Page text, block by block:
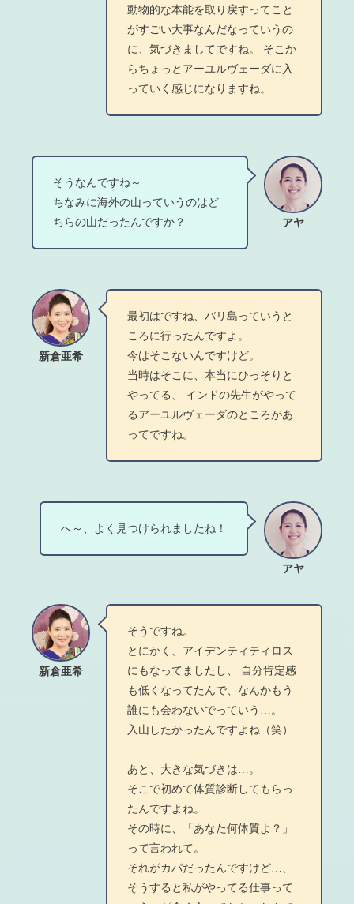
動物的な本能を取り戻すってこと
がすごい大事なんだなっていうの
に、気づきましてですね。 そこか
らちょっとアーユルヴェーダに入
っていく感じになりますね。
アヤ
そうなんですね～
ちなみに海外の山っていうのはど
ちらの山だったんですか？
新倉亜希
最初はですね、バリ島っていうと
ころに行ったんですよ。
今はそこないんですけど。
当時はそこに、本当にひっそりと
やってる、 インドの先生がやって
るアーユルヴェーダのところがあ
ってですね。
アヤ
へ～、よく見つけられましたね！
新倉亜希
そうですね。
とにかく、アイデンティティロス
にもなってましたし、 自分肯定感
も低くなってたんで、なんかもう
誰にも会わないでっていう…。
入山したかったんですよね（笑）
あと、大きな気づきは…。
そこで初めて体質診断してもらっ
たんですよね。
その時に、「あなた何体質よ？」
って言われて。
それがカパだったんですけど…、
そうすると私がやってる仕事って